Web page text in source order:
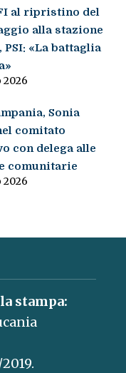
al ripristino del
alla stazione
PSI: «La battaglia
2026
Sonia
comitato
con delega alle
comunitarie
2026
stampa: